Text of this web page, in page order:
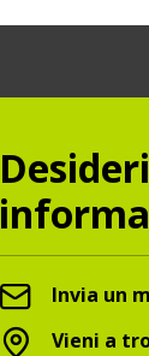
Invia un
Vieni a